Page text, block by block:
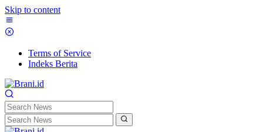
Skip to content
Terms of Service
Indeks Berita